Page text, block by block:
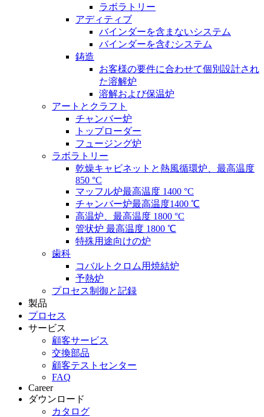
ラボラトリー
アディティブ
バインダーを含まないシステム
バインダーを含むシステム
鋳造
お客様の要件に合わせて個別設計され
た溶解炉
溶解および保温炉
アートとクラフト
チャンバー炉
トップローダー
フュージング炉
ラボラトリー
乾燥キャビネットと熱風循環炉、最高温度
850 °C
マッフル炉最高温度 1400 °C
チャンバー炉最高温度1400 ℃
高温炉、最高温度 1800 °C
管状炉 最高温度 1800 ℃
特殊用途向けの炉
歯科
コバルトクロム用焼結炉
予熱炉
プロセス制御と記録
製品
プロセス
サービス
顧客サービス
交換部品
顧客テストセンター
FAQ
Career
ダウンロード
カタログ